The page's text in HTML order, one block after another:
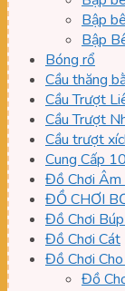
Bập
Bập
Bóng rổ
Cầu thăng
Cầu Trượt
Cầu Trượt
Cầu trượt
Cung Cấp
Đồ Chơi Âm
ĐỒ CHƠI
Đồ Chơi
Đồ Chơi Cát
Đồ Chơi
Đồ